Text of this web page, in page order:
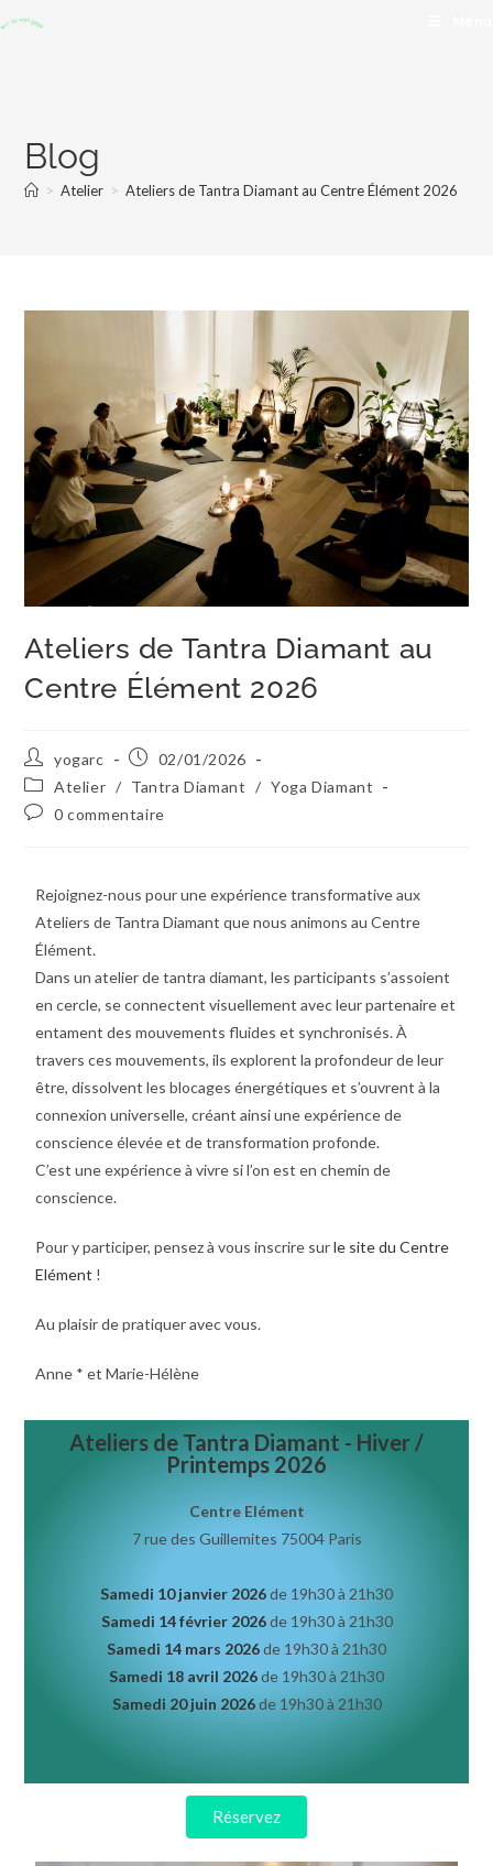
Blog
> Atelier > Ateliers de Tantra Diamant au Centre Élément 2026
Ateliers de Tantra Diamant au
Centre Élément 2026
yogarc
02/01/2026
Atelier / Tantra Diamant / Yoga Diamant
0 commentaire
Rejoignez-nous pour une expérience transformative aux
Ateliers de Tantra Diamant que nous animons au Centre
Élément.
Dans un atelier de tantra diamant, les participants s’assoient
en cercle, se connectent visuellement avec leur partenaire et
entament des mouvements fluides et synchronisés. À
travers ces mouvements, ils explorent la profondeur de leur
être, dissolvent les blocages énergétiques et s’ouvrent à la
connexion universelle, créant ainsi une expérience de
conscience élevée et de transformation profonde.
C’est une expérience à vivre si l’on est en chemin de
conscience.
Pour y participer, pensez à vous inscrire surle site du Centre
Elément !
Au plaisir de pratiquer avec vous.
Anne * et Marie-Hélène
Ateliers de Tantra Diamant - Hiver /
Printemps 2026
Centre Elément
7 rue des Guillemites 75004 Paris
Samedi 10 janvier 2026de 19h30 à 21h30
Samedi 14 février 2026de 19h30 à 21h30
Samedi 14 mars 2026de 19h30 à 21h30
Samedi 18 avril 2026de 19h30 à 21h30
Samedi 20 juin 2026de 19h30 à 21h30
Réservez